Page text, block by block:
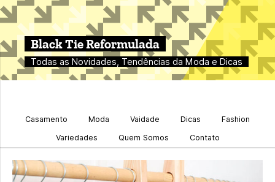
Black Tie Reformulada
Todas as Novidades, Tendências da Moda e Dicas
Casamento Moda Vaidade Dicas Fashion
Variedades Quem Somos Contato